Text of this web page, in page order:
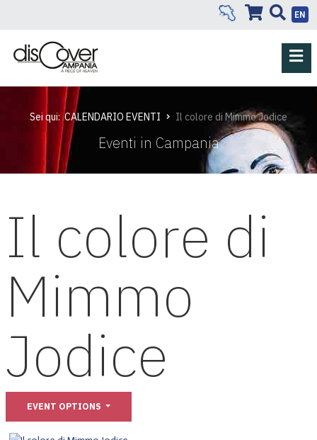
EN
Sei qui:CALENDARIO EVENTI Il colore di Mimmo Jodice
Eventi in Campania
Il colore di
Mimmo
Jodice
EVENT OPTIONS